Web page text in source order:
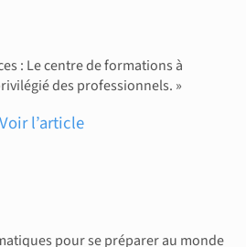
: Le centre de formations à
des professionnels. »
Voir l’article
pour se préparer au monde